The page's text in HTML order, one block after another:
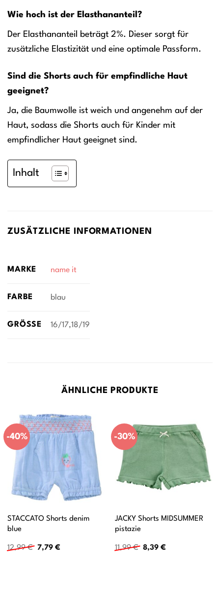
Wie hoch ist der Elasthananteil?
Der Elasthananteil beträgt 2%. Dieser sorgt für
zusätzliche Elastizität und eine optimale Passform.
Sind die Shorts auch für empfindliche Haut
geeignet?
Ja, die Baumwolle ist weich und angenehm auf der
Haut, sodass die Shorts auch für Kinder mit
empfindlicher Haut geeignet sind.
Inhalt
ZUSÄTZLICHE INFORMATIONEN
MARKE name it
FARBE blau
GRÖSSE 16/17,18/19
ÄHNLICHE PRODUKTE
-40%
STACCATO Shorts denim
blue
12,99€ Ursprünglicher
7,79 €Aktueller
-30%
JACKY Shorts MIDSUMMER
pistazie
11,99€ Ursprünglicher
8,39 €Aktueller